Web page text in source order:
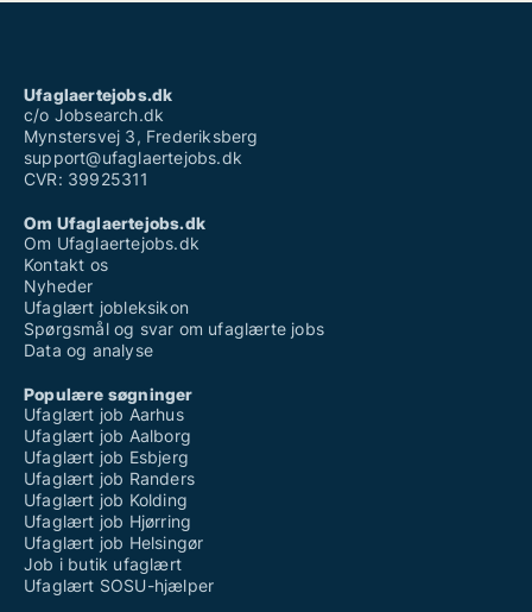
Ufaglært tømrer
Vikar hjemmepleje ufaglært løn
Ufaglaertejobs.dk
c/o Jobsearch.dk
Mynstersvej 3, Frederiksberg
support@ufaglaertejobs.dk
CVR: 39925311
Om Ufaglaertejobs.dk
Om Ufaglaertejobs.dk
Kontakt os
Nyheder
Ufaglært jobleksikon
Spørgsmål og svar om ufaglærte jobs
Data og analyse
Populære søgninger
Ufaglært job Aarhus
Ufaglært job Aalborg
Ufaglært job Esbjerg
Ufaglært job Randers
Ufaglært job Kolding
Ufaglært job Hjørring
Ufaglært job Helsingør
Job i butik ufaglært
Ufaglært SOSU-hjælper